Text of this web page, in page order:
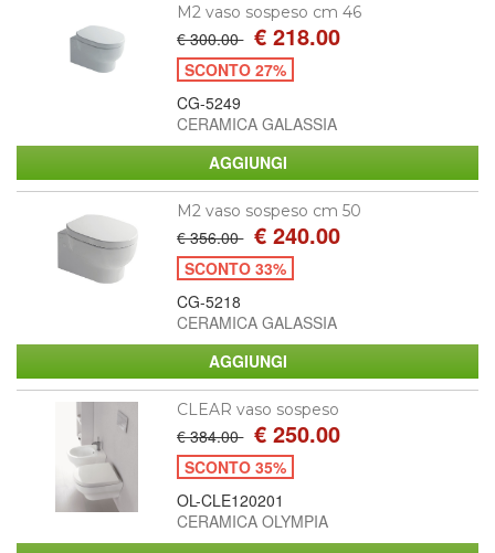
M2 vaso sospeso cm 46
€ 300.00 € 218.00
SCONTO 27%
CG-5249
CERAMICA GALASSIA
M2 vaso sospeso cm 50
€ 356.00 € 240.00
SCONTO 33%
CG-5218
CERAMICA GALASSIA
CLEAR vaso sospeso
€ 384.00 € 250.00
SCONTO 35%
OL-CLE120201
CERAMICA OLYMPIA